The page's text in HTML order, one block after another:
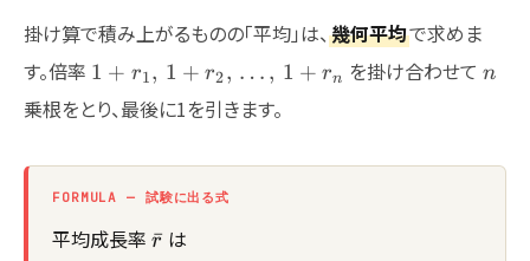
掛け算で積み上がるものの「平均」は、 幾何平均で求めま
す。倍率 1+r_1,\,1+r_2,\,\dots,\,1+r_n
1 + r1, 1 + r2, … , 1 + rn を掛け合わせて n
n
乗根をとり、最後に1を引きます。
FORMULA — 試験に出る式
平均成長率 \bar{r}
r
ˉ は